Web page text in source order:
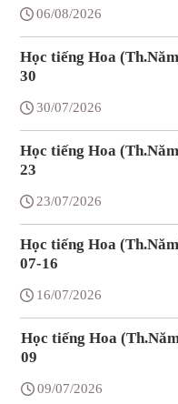
06/08/2026
Học tiếng Hoa
30
30/07/2026
Học tiếng Hoa
23
23/07/2026
Học tiếng Hoa
07-16
16/07/2026
Học tiếng Hoa
09
09/07/2026